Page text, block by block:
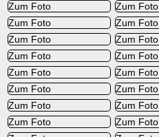
Zum Foto
Zum Foto
Zum Foto
Zum Foto
Zum Foto
Zum Foto
Zum Foto
Zum Foto
Zum Foto
Zum Foto
Zum Foto
Zum Foto
Zum Foto
Zum Foto
Zum Foto
Zum Foto